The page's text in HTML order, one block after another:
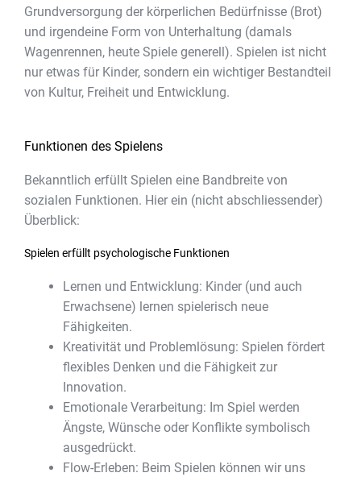
Grundversorgung der körperlichen Bedürfnisse (Brot)
und irgendeine Form von Unterhaltung (damals
Wagenrennen, heute Spiele generell). Spielen ist nicht
nur etwas für Kinder, sondern ein wichtiger Bestandteil
von Kultur, Freiheit und Entwicklung.
Funktionen des Spielens
Bekanntlich erfüllt Spielen eine Bandbreite von
sozialen Funktionen. Hier ein (nicht abschliessender)
Überblick:
Spielen erfüllt psychologische Funktionen
Lernen und Entwicklung: Kinder (und auch
Erwachsene) lernen spielerisch neue
Fähigkeiten.
Kreativität und Problemlösung: Spielen fördert
flexibles Denken und die Fähigkeit zur
Innovation.
Emotionale Verarbeitung: Im Spiel werden
Ängste, Wünsche oder Konflikte symbolisch
ausgedrückt.
Flow-Erleben: Beim Spielen können wir uns